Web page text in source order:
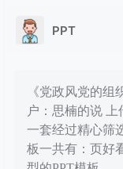
PPT
《党政风党的组
户：思楠的说 上
一套经过精心筛
板一共有：页好